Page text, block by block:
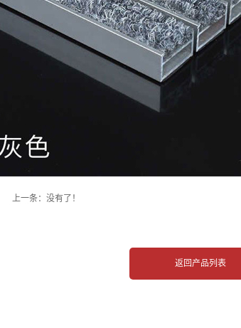
上一条：没有了！
返回产品列表